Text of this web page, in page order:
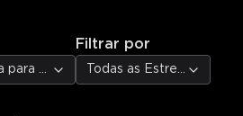
para Mais Baixa
Filtrar por
Todas as Estrelas